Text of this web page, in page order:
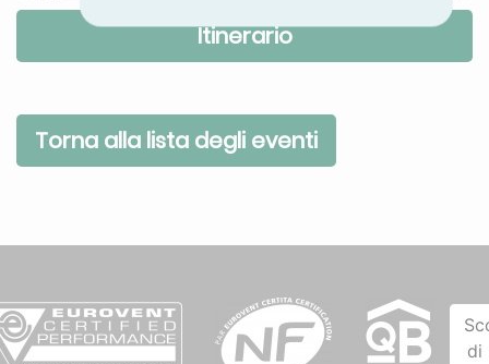
Itinerario
Torna alla lista degli eventi
di